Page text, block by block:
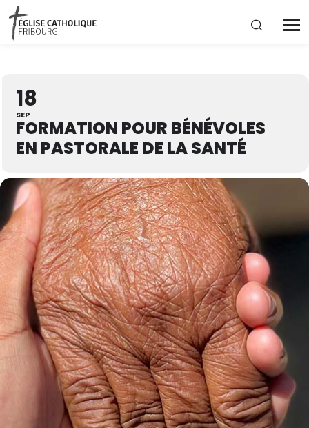
Actualités
Agenda
Corporation cantonale
18
SEP
FORMATION POUR BÉNÉVOLES
EN PASTORALE DE LA SANTÉ